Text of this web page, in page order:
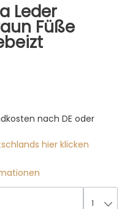
Leder
Füße
nach DE oder
hier klicken
1